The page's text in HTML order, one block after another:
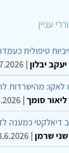
עניין
טיפולית
יבלון |
לאקו: מהישרדות
סומך |
דיאלקטי כמענה
שרמן |